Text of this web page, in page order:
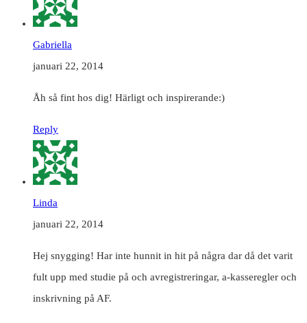
Gabriella
januari 22, 2014
Åh så fint hos dig! Härligt och inspirerande:)
Reply
Linda
januari 22, 2014
Hej snygging! Har inte hunnit in hit på några dar då det varit
fult upp med studie på och avregistreringar, a-kasseregler och
inskrivning på AF.